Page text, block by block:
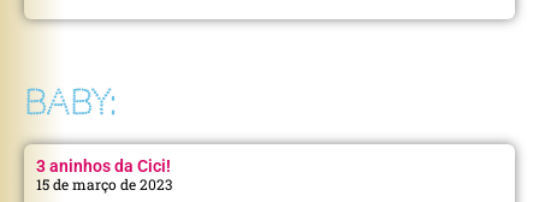
BABY:
3 aninhos da Cici!
15 de março de 2023